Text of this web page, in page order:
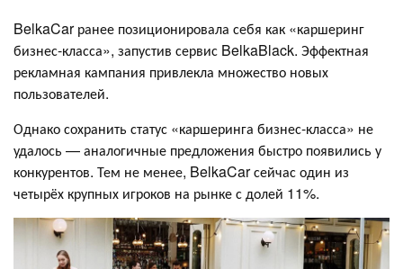
BelkaCar ранее позиционировала себя как «каршеринг
бизнес-класса», запустив сервис BelkaBlack. Эффектная
рекламная кампания привлекла множество новых
пользователей.
Однако сохранить статус «каршеринга бизнес-класса» не
удалось — аналогичные предложения быстро появились у
конкурентов. Тем не менее, BelkaCar сейчас один из
четырёх крупных игроков на рынке с долей 11%.